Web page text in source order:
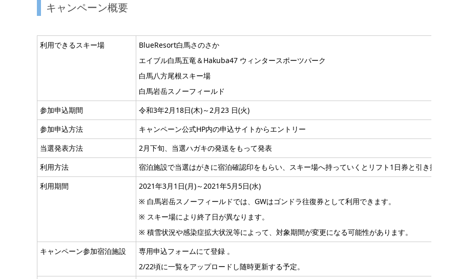
キャンペーン概要
利用できるスキー場
BlueResort白馬さのさか
エイブル白馬五竜＆Hakuba47 ウィンタースポーツパーク
白馬八方尾根スキー場
白馬岩岳スノーフィールド
参加申込期間
令和3年2月18日(木)～2月23 日(火)
参加申込方法
キャンペーン公式HP内の申込サイトからエントリー
当選発表方法
2月下旬、当選ハガキの発送をもって発表
利用方法
宿泊施設で当選はがきに宿泊確認印をもらい、スキー場へ持っていくとリフト1日券と引き換えで
利用期間
2021年3月1日(月)～2021年5月5日(水)
※ 白馬岩岳スノーフィールドでは、GWはゴンドラ往復券として利用できます。
※ スキー場により終了日が異なります。
※ 積雪状況や感染症拡大状況等によって、対象期間が変更になる可能性があります。
キャンペーン参加宿泊施設
専用申込フォームにて登録 。
2/22頃に一覧をアップロードし随時更新する予定。